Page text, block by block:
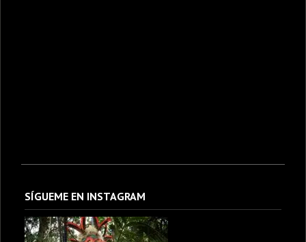
SÍGUEME EN INSTAGRAM